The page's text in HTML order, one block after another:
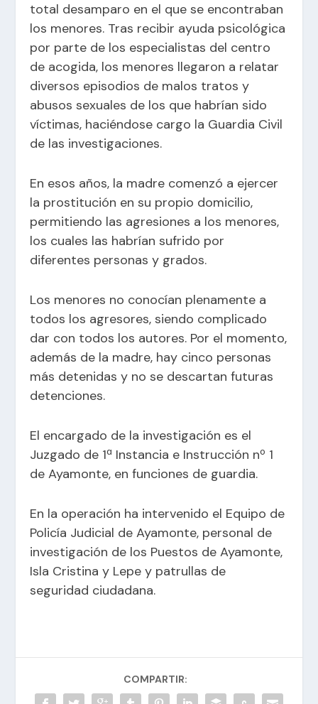
total desamparo en el que se encontraban
los menores. Tras recibir ayuda psicológica
por parte de los especialistas del centro
de acogida, los menores llegaron a relatar
diversos episodios de malos tratos y
abusos sexuales de los que habrían sido
víctimas, haciéndose cargo la Guardia Civil
de las investigaciones.
En esos años, la madre comenzó a ejercer
la prostitución en su propio domicilio,
permitiendo las agresiones a los menores,
los cuales las habrían sufrido por
diferentes personas y grados.
Los menores no conocían plenamente a
todos los agresores, siendo complicado
dar con todos los autores. Por el momento,
además de la madre, hay cinco personas
más detenidas y no se descartan futuras
detenciones.
El encargado de la investigación es el
Juzgado de 1ª Instancia e Instrucción nº 1
de Ayamonte, en funciones de guardia.
En la operación ha intervenido el Equipo de
Policía Judicial de Ayamonte, personal de
investigación de los Puestos de Ayamonte,
Isla Cristina y Lepe y patrullas de
seguridad ciudadana.
COMPARTIR: